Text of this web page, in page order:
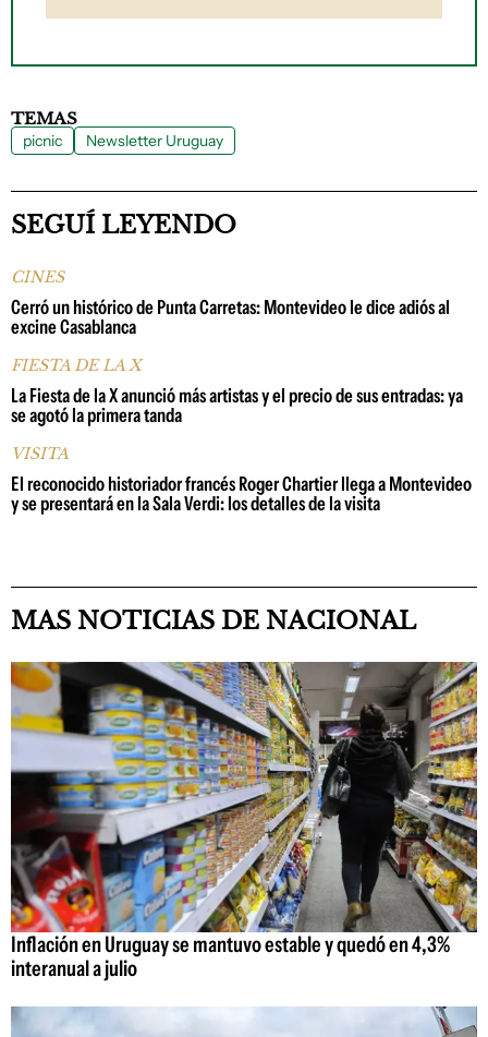
TEMAS
picnic Newsletter Uruguay
SEGUÍ LEYENDO
CINES
Cerró un histórico de Punta Carretas: Montevideo le dice adiós al
excine Casablanca
FIESTA DE LA X
La Fiesta de la X anunció más artistas y el precio de sus entradas: ya
se agotó la primera tanda
VISITA
El reconocido historiador francés Roger Chartier llega a Montevideo
y se presentará en la Sala Verdi: los detalles de la visita
MAS NOTICIAS DE NACIONAL
Inflación en Uruguay se mantuvo estable y quedó en 4,3%
interanual a julio